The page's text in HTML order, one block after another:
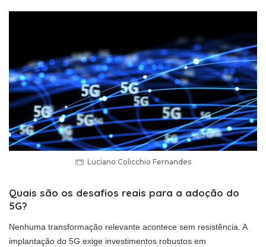
Luciano Colicchio Fernandes
Quais são os desafios reais para a adoção do
5G?
Nenhuma transformação relevante acontece sem resistência. A
implantação do 5G exige investimentos robustos em